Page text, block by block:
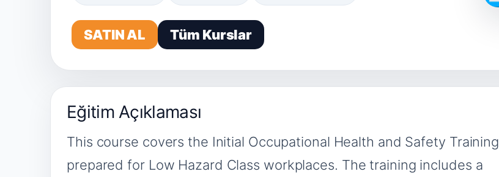
SATIN AL Tüm Kurslar
Eğitim Açıklaması
This course covers the Initial Occupational Health and Safety Training
prepared for Low Hazard Class workplaces. The training includes a